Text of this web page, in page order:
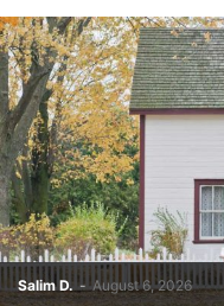
Salim D. - August 6, 2026